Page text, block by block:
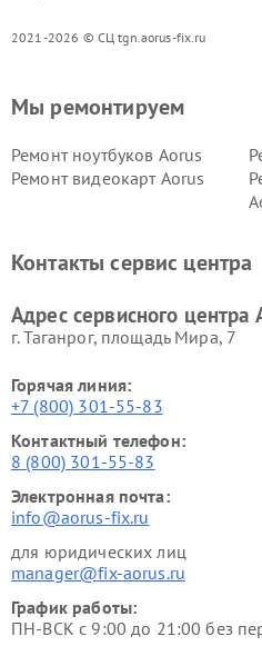
2021-2026 © СЦ tgn.aorus-fix.ru
Мы ремонтируем
Ремонт ноутбуков Aorus
Ремонт видеокарт Aorus
Контакты сервис центра
Адрес сервисного центра
г. Таганрог, площадь Мира, 7
Горячая линия:
+7 (800) 301-55-83
Контактный телефон:
8 (800) 301-55-83
Электронная почта:
info@aorus-fix.ru
для юридических лиц
manager@fix-aorus.ru
График работы:
ПН-ВСК с 9:00 до 21:00 без